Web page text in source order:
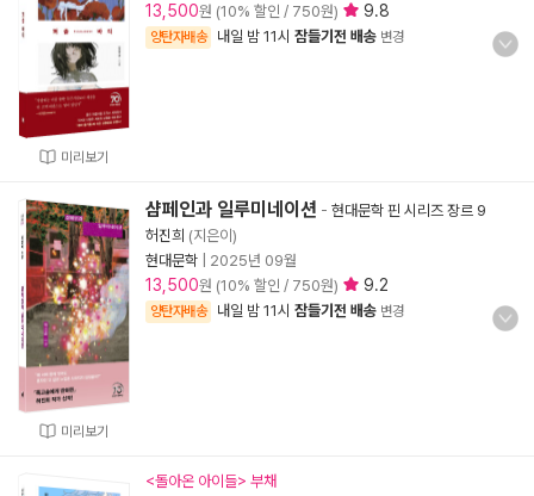
미리보기
13,500원 (10% 할인 / 750원) 9.8
양탄자배송 내일 밤 11시 잠들기전 배송 변경
미리보기
샴페인과 일루미네이션 - 현대문학 핀 시리즈 장르 9
허진희 (지은이)
현대문학
2025년 09월
13,500원 (10% 할인 / 750원) 9.2
양탄자배송 내일 밤 11시 잠들기전 배송 변경
<돌아온 아이들> 부채